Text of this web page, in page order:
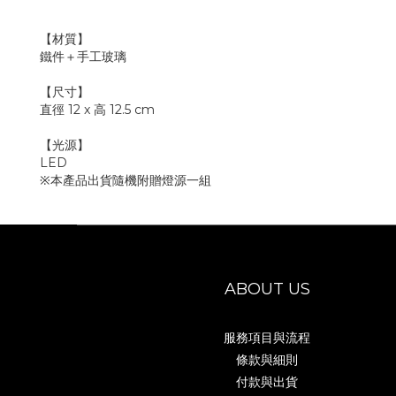
【材質】
鐵件＋手工玻璃
【尺寸】
直徑 12 x 高 12.5 cm
【光源】
LED
※本產品出貨隨機附贈燈源一組
ABOUT US
服務項目與流程
條款與細則
付款與出貨